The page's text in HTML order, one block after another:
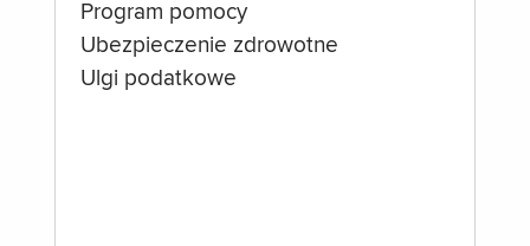
Program pomocy
Ubezpieczenie zdrowotne
Ulgi podatkowe